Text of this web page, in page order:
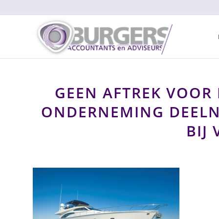
GEEN AFTREK
ONDERNEMING
BIJ